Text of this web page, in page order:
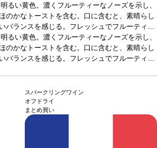
るい黄色。濃くフルーティーなノーズを示し、
のかなトーストを含む。口に含むと、素晴らし
バランスを感じる。フレッシュでフルーティー
なドライフルーツ（アーモンド）とバターが補
リティフに最適葡萄品種 アイレン
るい黄色。濃くフルーティーなノーズを示し、
のかなトーストを含む。口に含むと、素晴らし
バランスを感じる。フレッシュでフルーティー
スパークリングワイン
オフドライ
まとめ買い